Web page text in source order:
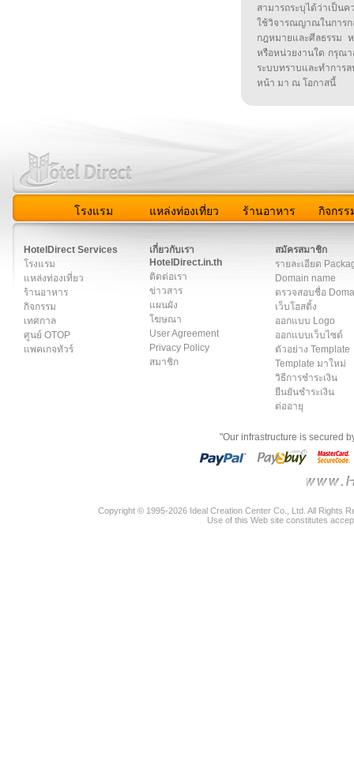
สามารถระบุได้ว่าเป็น
ใช้วิจารณญาณในกา
กฎหมายและศีลธรรม
หรือหน่วยงานใด กรุณา
ระบบทราบและทำกา
หน้า มา ณ โอกาสนี้
โรงแรม แหล่งท่องเที่ยว ร้านอาหาร กิจกรร
HotelDirect Services
โรงแรม
แหล่งท่องเที่ยว
ร้านอาหาร
กิจกรรม
เทศกาล
ศูนย์ OTOP
แพคเกจทัวร์
เกี่ยวกับเรา
HotelDirect.in.th
ติดต่อเรา
ข่าวสาร
แผนผัง
โฆษณา
User Agreement
Privacy Policy
สมาชิก
สมัครสมาชิก
รายละเอียด
Domain name
ตรวจสอบชื่อ
เว็บโฮสติ้ง
ออกแบบ Logo
ออกแบบเว็บไซต์
ตัวอย่าง Template
Template มาใหม่
วิธีการชำระเงิน
ยืนยันชำระเงิน
ต่ออายุ
"Our infrastructure is secured
Copyright © 1995-2026 Ideal Creation Center Co., Ltd. All Rights
Use of this Web site constitutes